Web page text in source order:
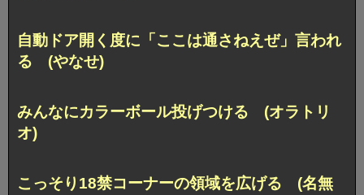
自動ドア開く度に「ここは通さねえぜ」言われ
る (やなせ)
みんなにカラーボール投げつける (オラトリ
オ)
こっそり18禁コーナーの領域を広げる (名無